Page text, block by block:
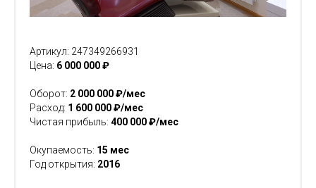
Артикул: 247349266931
Цена: 6 000 000 ₽
Оборот: 2 000 000 ₽/мес
Расход: 1 600 000 ₽/мес
Чистая прибыль: 400 000 ₽/мес
Окупаемость: 15 мес
Год открытия: 2016